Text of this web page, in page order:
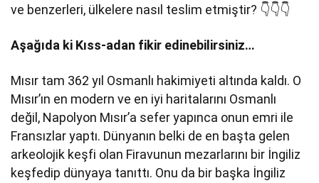
ve benzerleri, ülkelere nasıl teslim etmiştir? 👇👇👇
Aşağıda ki Kıss-adan fikir edinebilirsiniz…
Mısır tam 362 yıl Osmanlı hakimiyeti altında kaldı. O
Mısır’ın en modern ve en iyi haritalarını Osmanlı
değil, Napolyon Mısır’a sefer yapınca onun emri ile
Fransızlar yaptı. Dünyanın belki de en başta gelen
arkeolojik keşfi olan Firavunun mezarlarını bir İngiliz
keşfedip dünyaya tanıttı. Onu da bir başka İngiliz